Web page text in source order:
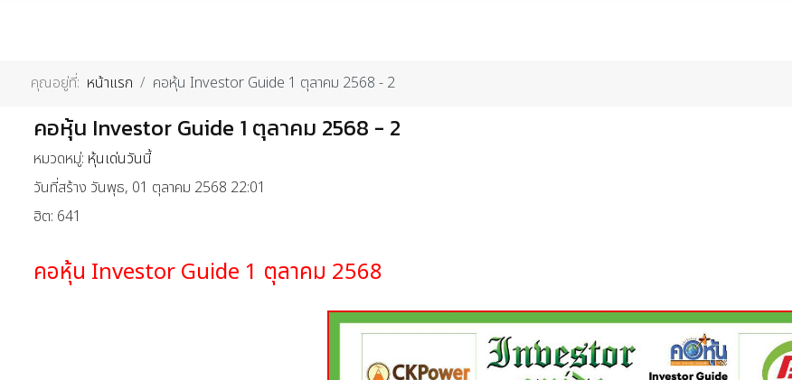
คุณอยู่ที่: หน้าแรก คอหุ้น Investor Guide 1 ตุลาคม 2568 - 2
คอหุ้น Investor Guide 1 ตุลาคม 2568 - 2
หมวดหมู่: หุ้นเด่นวันนี้
วันที่สร้าง วันพุธ, 01 ตุลาคม 2568 22:01
ฮิต: 641
คอหุ้น Investor Guide 1 ตุลาคม 2568